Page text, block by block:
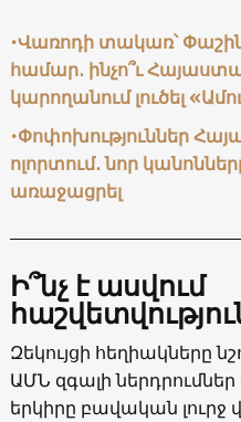
•Վառոդի տակառ՝
համար․ ինչո՞ւ
կարողանում լուծել
•Փոփոխություններ
ոլորտում․ նոր
առաջացրել
Ի՞նչ է ասվում
Զեկույցի հեղիակները
ԱՄՆ զգալի
երկիրը բավական լուրջ